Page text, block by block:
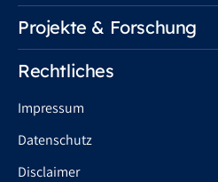
Projekte & Forschung
Rechtliches
Impressum
Datenschutz
Disclaimer